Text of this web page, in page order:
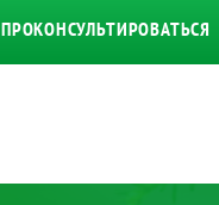
ПРОКОНСУЛЬТИРОВАТЬСЯ